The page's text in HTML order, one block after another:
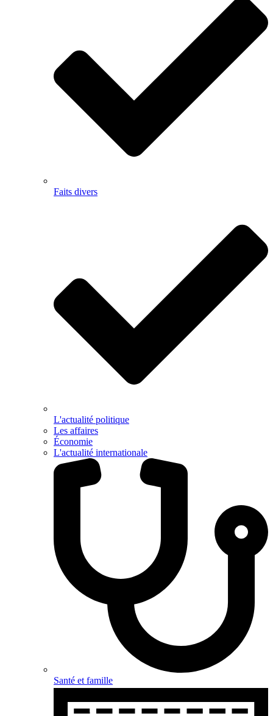
Faits divers
L'actualité politique
Les affaires
Économie
L'actualité internationale
Santé et famille